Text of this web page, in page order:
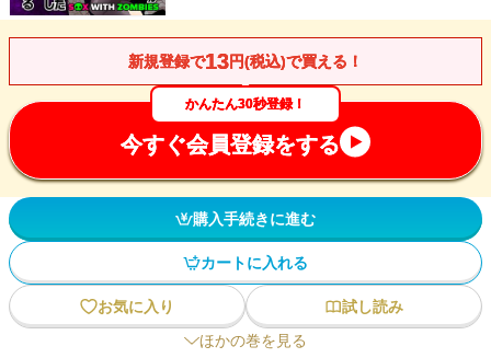
新規登録で13円(税込)で買える！
かんたん30秒登録！
今すぐ会員登録をする
購入手続きに進む
カートに入れる
お気に入り
試し読み
ほかの巻を見る